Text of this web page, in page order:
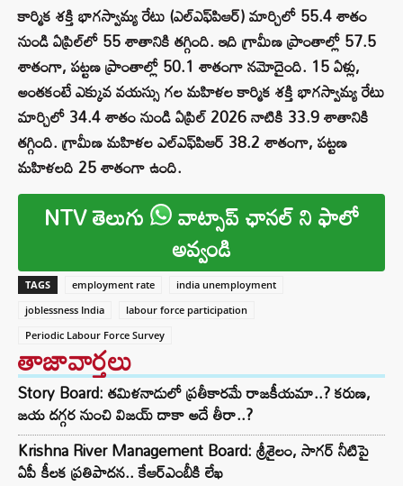
కార్మిక శక్తి భాగస్వామ్య రేటు (ఎల్‌ఎఫ్‌పిఆర్) మార్చిలో 55.4 శాతం
నుండి ఏప్రిల్‌లో 55 శాతానికి తగ్గింది. ఇది గ్రామీణ ప్రాంతాల్లో 57.5
శాతంగా, పట్టణ ప్రాంతాల్లో 50.1 శాతంగా నమోదైంది. 15 ఏళ్లు,
అంతకంటే ఎక్కువ వయస్సు గల మహిళల కార్మిక శక్తి భాగస్వామ్య రేటు
మార్చిలో 34.4 శాతం నుండి ఏప్రిల్ 2026 నాటికి 33.9 శాతానికి
తగ్గింది. గ్రామీణ మహిళల ఎల్‌ఎఫ్‌పిఆర్ 38.2 శాతంగా, పట్టణ
మహిళలది 25 శాతంగా ఉంది.
NTV తెలుగు వాట్సాప్ ఛానల్ ని ఫాలో
అవ్వండి
TAGS employment rate
india unemployment
joblessness India
labour force participation
Periodic Labour Force Survey
తాజావార్తలు
Story Board: తమిళనాడులో ప్రతీకారమే రాజకీయమా..? కరుణ,
జయ దగ్గర నుంచి విజయ్ దాకా అదే తీరా..?
Krishna River Management Board: శ్రీశైలం, సాగర్ నీటిపై
ఏపీ కీలక ప్రతిపాదన.. కేఆర్ఎంబీకి లేఖ